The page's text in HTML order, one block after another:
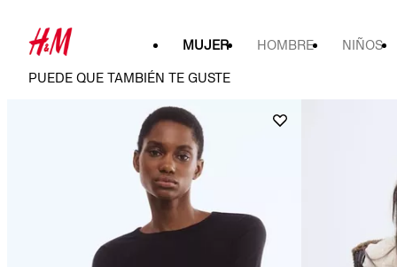
MUJER HOMBRE NIÑOS
PUEDE QUE TAMBIÉN TE GUSTE